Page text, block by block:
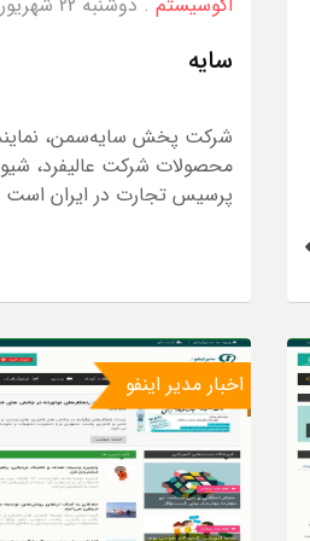
سایه
شرکت پخش سایه‌سمن،
محصولات شرکت‌ عالیفرد،
پرسیس تجارت در ایران
اخبار مدیر اینفو